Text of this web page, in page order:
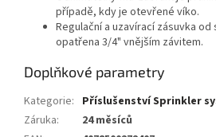
případě, kdy je otevřené víko.
Regulační a uzavírací zásuvka od
opatřena 3/4" vnějším závitem.
Doplňkové parametry
Kategorie: Příslušenství Sprinkler
Záruka:
24 měsíců